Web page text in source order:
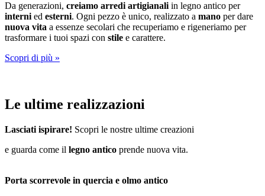
Da generazioni, creiamo arredi artigianali in legno antico per
interni ed esterni. Ogni pezzo è unico, realizzato a mano per dare
nuova vita a essenze secolari che recuperiamo e rigeneriamo per
trasformare i tuoi spazi con stile e carattere.
Scopri di più »
Le ultime realizzazioni
Lasciati ispirare! Scopri le nostre ultime creazioni
e guarda come il legno antico prende nuova vita.
Porta scorrevole in quercia e olmo antico